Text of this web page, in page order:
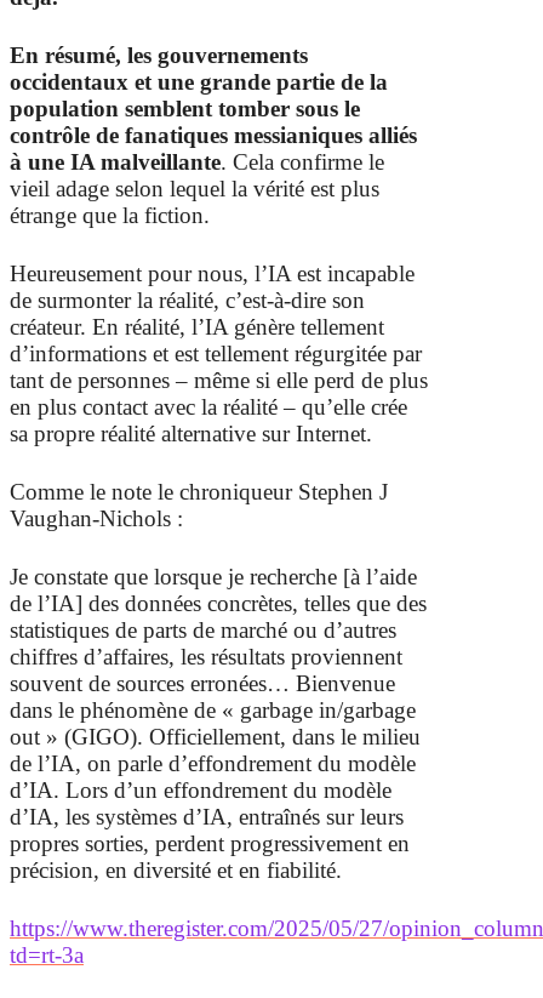
En résumé, les gouvernements
occidentaux et une grande partie de la
population semblent tomber sous le
contrôle de fanatiques messianiques alliés
à une IA malveillante. Cela confirme le
vieil adage selon lequel la vérité est plus
étrange que la fiction.
Heureusement pour nous, l’IA est incapable
de surmonter la réalité, c’est-à-dire son
créateur. En réalité, l’IA génère tellement
d’informations et est tellement régurgitée par
tant de personnes – même si elle perd de plus
en plus contact avec la réalité – qu’elle crée
sa propre réalité alternative sur Internet.
Comme le note le chroniqueur Stephen J
Vaughan-Nichols :
Je constate que lorsque je recherche [à l’aide
de l’IA] des données concrètes, telles que des
statistiques de parts de marché ou d’autres
chiffres d’affaires, les résultats proviennent
souvent de sources erronées… Bienvenue
dans le phénomène de « garbage in/garbage
out » (GIGO). Officiellement, dans le milieu
de l’IA, on parle d’effondrement du modèle
d’IA. Lors d’un effondrement du modèle
d’IA, les systèmes d’IA, entraînés sur leurs
propres sorties, perdent progressivement en
précision, en diversité et en fiabilité.
https://www.theregister.com/2025/05/27/
td=rt-3a